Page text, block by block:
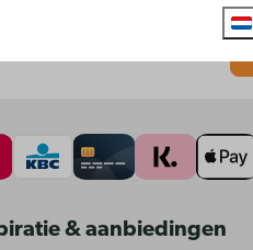
& aanbiedingen